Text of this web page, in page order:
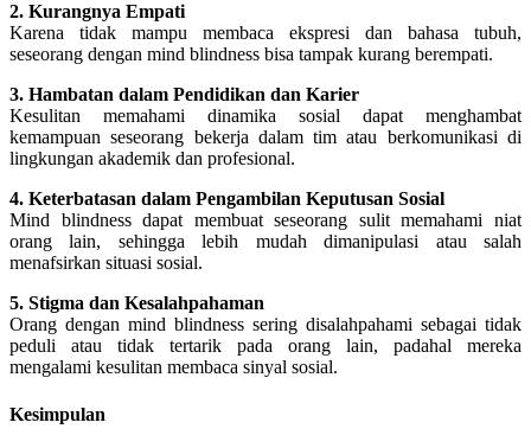
2. Kurangnya Empati
Karena tidak mampu membaca ekspresi dan bahasa tubuh,
seseorang dengan mind blindness bisa tampak kurang berempati.
3. Hambatan dalam Pendidikan dan Karier
Kesulitan memahami dinamika sosial dapat menghambat
kemampuan seseorang bekerja dalam tim atau berkomunikasi di
lingkungan akademik dan profesional.
4. Keterbatasan dalam Pengambilan Keputusan Sosial
Mind blindness dapat membuat seseorang sulit memahami niat
orang lain, sehingga lebih mudah dimanipulasi atau salah
menafsirkan situasi sosial.
5. Stigma dan Kesalahpahaman
Orang dengan mind blindness sering disalahpahami sebagai tidak
peduli atau tidak tertarik pada orang lain, padahal mereka
mengalami kesulitan membaca sinyal sosial.
Kesimpulan